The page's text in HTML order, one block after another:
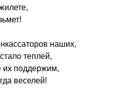
наших,
теплей,
их поддержим,
веселей!